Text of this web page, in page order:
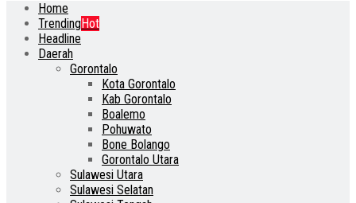
Home
TrendingHot
Headline
Daerah
Gorontalo
Kota Gorontalo
Kab Gorontalo
Boalemo
Pohuwato
Bone Bolango
Gorontalo Utara
Sulawesi Utara
Sulawesi Selatan